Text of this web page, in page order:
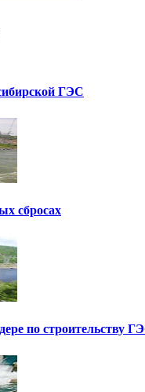
ГЭС
сбросах
по строительству